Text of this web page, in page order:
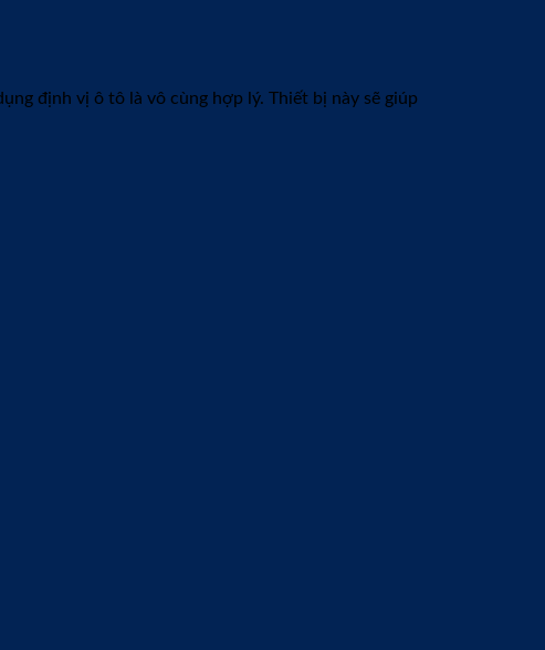
định vị ô tô là vô cùng hợp lý. Thiết bị này sẽ giúp